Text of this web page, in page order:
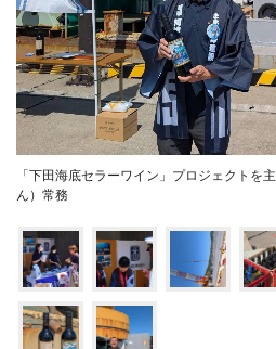
「下田海底セラーワイン」プロジェクトを
ん）常務